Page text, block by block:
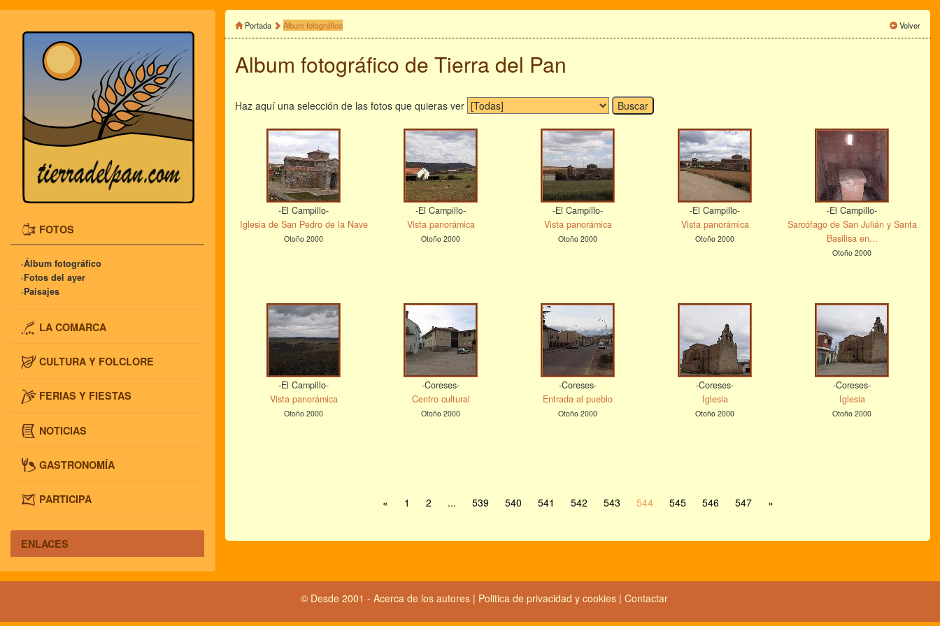
FOTOS
·Álbum fotográfico
·Fotos del ayer
·Paisajes
LA COMARCA
CULTURA Y FOLCLORE
FERIAS Y FIESTAS
NOTICIAS
GASTRONOMÍA
PARTICIPA
ENLACES
Portada Album fotográfico Volver
Album fotográfico de Tierra del Pan
Haz aquí una selección de las fotos que quieras ver
-El Campillo-
Iglesia de San Pedro de la Nave
Otoño 2000
-El Campillo-
Vista panorámica
Otoño 2000
-El Campillo-
Vista panorámica
Otoño 2000
-El Campillo-
Vista panorámica
Otoño 2000
-El Campillo-
Sarcófago de San Julián y Santa
Basilisa en...
Otoño 2000
-El Campillo-
Vista panorámica
Otoño 2000
-Coreses-
Centro cultural
Otoño 2000
-Coreses-
Entrada al pueblo
Otoño 2000
-Coreses-
Iglesia
Otoño 2000
-Coreses-
Iglesia
Otoño 2000
« 1 2 ... 539 540 541 542 543 544 545 546 547 »
© Desde 2001 - Acerca de los autores| Politica de privacidad y cookies | Contactar